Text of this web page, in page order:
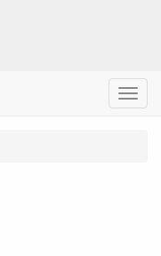
Menu